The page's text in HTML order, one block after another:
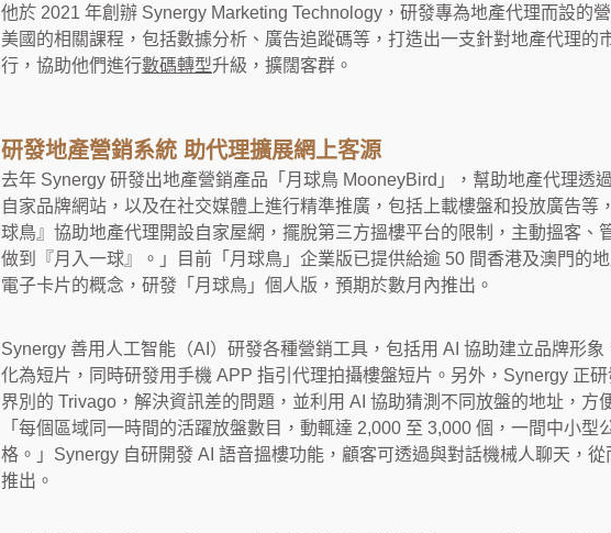
他於 2021 年創辦 Synergy Marketing Technology ，研發專為地產代理而設的
美國的相關課程，包括數據分析、廣告追蹤碼等，打造出一支針對地產代理的
行，協助他們進行數碼轉型升級，擴闊客群。
研發地產營銷系統 助代理擴展網上客源
去年 Synergy 研發出地產營銷產品「月球鳥 MooneyBird」，幫助地產代理透
自家品牌網站，以及在社交媒體上進行精準推廣，包括上載樓盤和投放廣告等
球鳥』協助地產代理開設自家屋網，擺脫第三方搵樓平台的限制，主動搵客、
做到『月入一球』。」目前「月球鳥」企業版已提供給逾 50 間香港及澳門的
電子卡片的概念，研發「月球鳥」個人版，預期於數月內推出。
Synergy 善用人工智能（AI）研發各種營銷工具，包括用 AI 協助建立品牌形
化為短片，同時研發用手機 APP 指引代理拍攝樓盤短片。另外，Synergy 正
界別的 Trivago，解決資訊差的問題，並利用 AI 協助猜測不同放盤的地址，方
「每個區域同一時間的活躍放盤數目，動輒達 2,000 至 3,000 個，一間中小型
格。」Synergy 自研開發 AI 語音搵樓功能，顧客可透過與對話機械人聊天，
推出。